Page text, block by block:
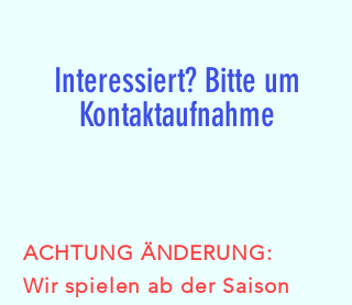
Interessiert? Bitte um
Kontaktaufnahme
ACHTUNG ÄNDERUNG:
Wir spielen ab der Saison